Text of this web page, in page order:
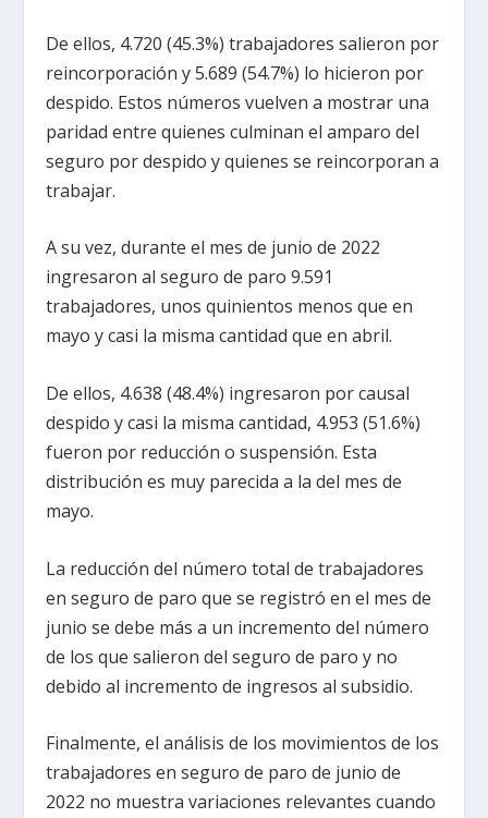
De ellos, 4.720 (45.3%) trabajadores salieron por
reincorporación y 5.689 (54.7%) lo hicieron por
despido. Estos números vuelven a mostrar una
paridad entre quienes culminan el amparo del
seguro por despido y quienes se reincorporan a
trabajar.
A su vez, durante el mes de junio de 2022
ingresaron al seguro de paro 9.591
trabajadores, unos quinientos menos que en
mayo y casi la misma cantidad que en abril.
De ellos, 4.638 (48.4%) ingresaron por causal
despido y casi la misma cantidad, 4.953 (51.6%)
fueron por reducción o suspensión. Esta
distribución es muy parecida a la del mes de
mayo.
La reducción del número total de trabajadores
en seguro de paro que se registró en el mes de
junio se debe más a un incremento del número
de los que salieron del seguro de paro y no
debido al incremento de ingresos al subsidio.
Finalmente, el análisis de los movimientos de los
trabajadores en seguro de paro de junio de
2022 no muestra variaciones relevantes cuando